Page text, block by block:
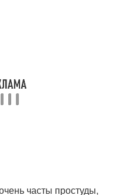
часты простуды,